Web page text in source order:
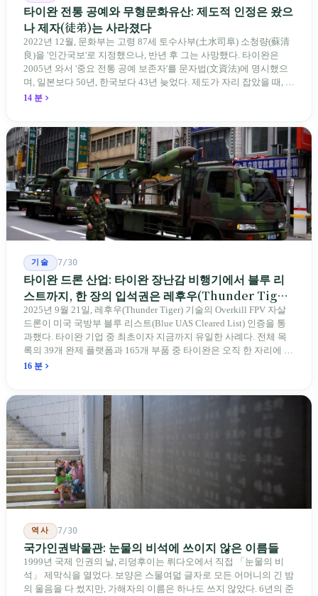
타이완 전통 공예와 무형문화유산: 제도적 인정은 왔으
나 제자(徒弟)는 사라졌다
2022년 12월, 문화부는 고령 87세 토수사부(土水司阜) 소청량(蘇清
良)을 '인간국보'로 지정했으나, 반년 후 그는 사망했다. 타이완은
2005년 와서 '중요 전통 공예 보존자'를 문자법(文資法)에 명시했으
며, 일본보다 50년, 한국보다 43년 늦었다. 제도가 자리 잡았을 때, 제
자 제도는 이미 1970-80년대 산업화 과정에서 붕괴되었다. 600여 명
14 분
기술 7/30
타이완 드론 산업: 타이완 장난감 비행기에서 블루 리
스트까지, 한 장의 입석권은 레후우(Thunder Tiger)
에게
2025년 9월 21일, 레후우(Thunder Tiger) 기술의 Overkill FPV 자살
드론이 미국 국방부 블루 리스트(Blue UAS Cleared List) 인증을 통
과했다. 타이완 기업 중 최초이자 지금까지 유일한 사례다. 전체 목
록의 39개 완제 플랫폼과 165개 부품 중 타이완은 오직 한 자리에 불
과하다. 2026년 4월, 미국 양당 소속 상원의원 4명이 《타이완을 위
를 드러낸다: 타이완의 진입이 너무 느려 미국 스스로가 입법을 통해
장벽을 낮춰야 한다는 점이다. 타이완에서 46년간 원격 조종 장난감
비행기를 만들어 온 한 회사가 오하이오주에 두 번째 공장을 건설할
계획을 세우고 있다.
16 분
역사 7/30
국가인권박물관: 눈물의 비석에 쓰이지 않은 이름들
1999년 국제 인권의 날, 리덩후이는 뤼다오에서 직접 「눈물의 비
석」 제막식을 열었다. 보양은 스물여덟 글자로 모든 어머니의 긴 밤
의 울음을 다 썼지만, 가해자의 이름은 하나도 쓰지 않았다. 6년의 준